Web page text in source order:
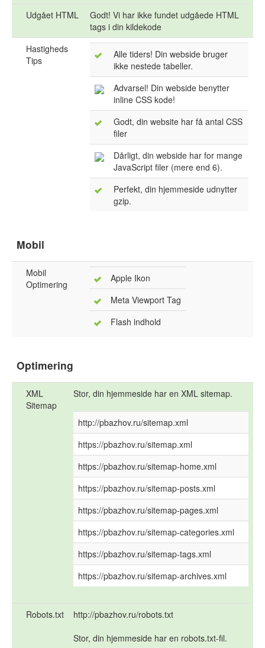
Udgået HTML
Godt! Vi har ikke fundet udgåede HTML
tags i din kildekode
Hastigheds
Tips
Alle tiders! Din webside bruger
ikke nestede tabeller.
Advarsel! Din webside benytter
inline CSS kode!
Godt, din website har få antal CSS
filer
Dårligt, din webside har for mange
JavaScript filer (mere end 6).
Perfekt, din hjemmeside udnytter
gzip.
Mobil
Mobil
Optimering
Apple Ikon
Meta Viewport Tag
Flash indhold
Optimering
XML
Sitemap
Stor, din hjemmeside har en XML sitemap.
http://pbazhov.ru/sitemap.xml
https://pbazhov.ru/sitemap.xml
https://pbazhov.ru/sitemap-home.xml
https://pbazhov.ru/sitemap-posts.xml
https://pbazhov.ru/sitemap-pages.xml
https://pbazhov.ru/sitemap-categories.xml
https://pbazhov.ru/sitemap-tags.xml
https://pbazhov.ru/sitemap-archives.xml
Robots.txt
http://pbazhov.ru/robots.txt
Stor, din hjemmeside har en robots.txt-fil.